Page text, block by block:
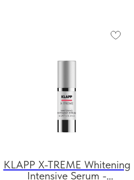
KLAPP X-TREME Whitening
Intensive Serum -